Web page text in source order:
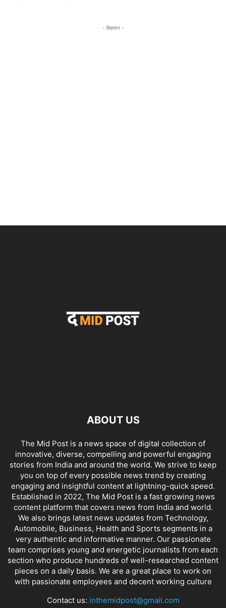
- विज्ञापन -
ABOUT US
The Mid Post is a news space of digital collection of
innovative, diverse, compelling and powerful engaging
stories from India and around the world. We strive to keep
you on top of every possible news trend by creating
engaging and insightful content at lightning-quick speed.
Established in 2022, The Mid Post is a fast growing news
content platform that covers news from India and world.
We also brings latest news updates from Technology,
Automobile, Business, Health and Sports segments in a
very authentic and informative manner. Our passionate
team comprises young and energetic journalists from each
section who produce hundreds of well-researched content
pieces on a daily basis. We are a great place to work on
with passionate employees and decent working culture
Contact us: inthemidpost@gmail.com